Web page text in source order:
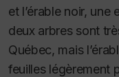
et l’érable noir,
deux arbres sont
Québec, mais
feuilles légèrement